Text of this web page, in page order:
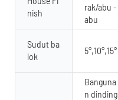
nish
rak/abu -
abu
Sudut ba
lok
5°,10°,15°
Banguna
n dinding